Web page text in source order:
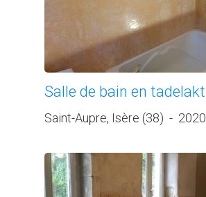
Salle de bain en tadelakt
Saint-Aupre, Isère (38) - 2020